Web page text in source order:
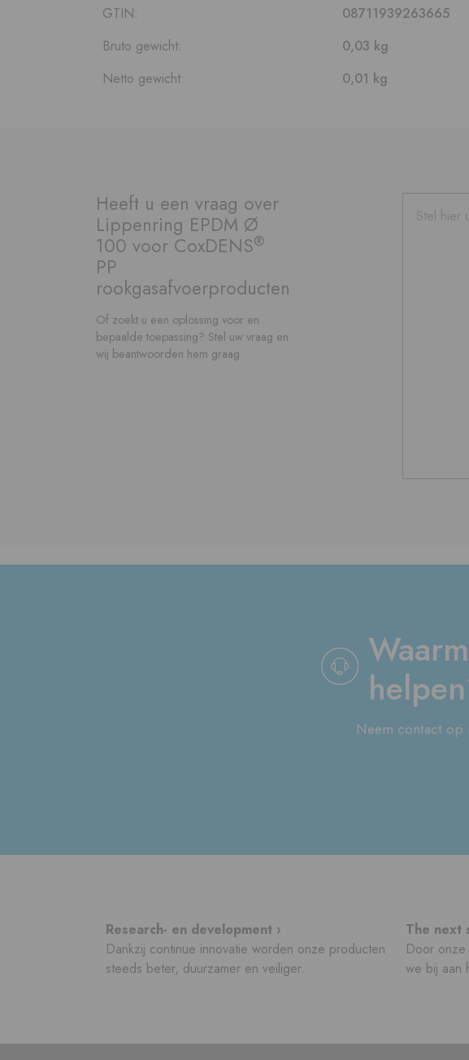
GTIN:
08711939263665
Bruto gewicht:
0,03 kg
Netto gewicht:
0,01 kg
Heeft u een vraag over
Lippenring EPDM Ø
100 voor CoxDENS®
PP
rookgasafvoerproducten
Of zoekt u een oplossing voor en
bepaalde toepassing? Stel uw vraag en
wij beantwoorden hem graag.
Neem contact op
Research- en development ›
Dankzij continue innovatie worden onze producten
steeds beter, duurzamer en veiliger.
The next
Door
we bij aan